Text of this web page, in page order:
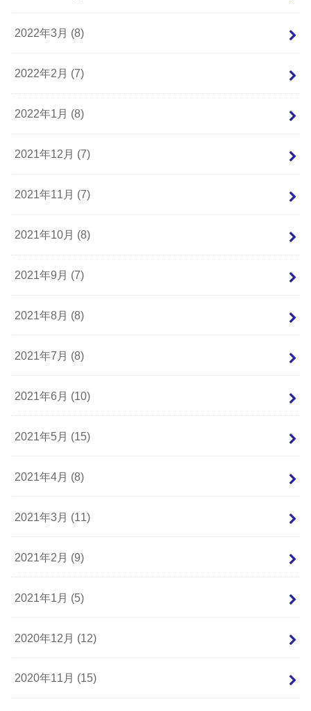
2022年3月 (8)
2022年2月 (7)
2022年1月 (8)
2021年12月 (7)
2021年11月 (7)
2021年10月 (8)
2021年9月 (7)
2021年8月 (8)
2021年7月 (8)
2021年6月 (10)
2021年5月 (15)
2021年4月 (8)
2021年3月 (11)
2021年2月 (9)
2021年1月 (5)
2020年12月 (12)
2020年11月 (15)